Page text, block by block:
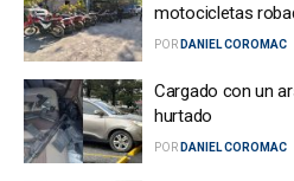
motocicletas
POR DANIEL COROMAC
Cargado con un
hurtado
POR DANIEL COROMAC